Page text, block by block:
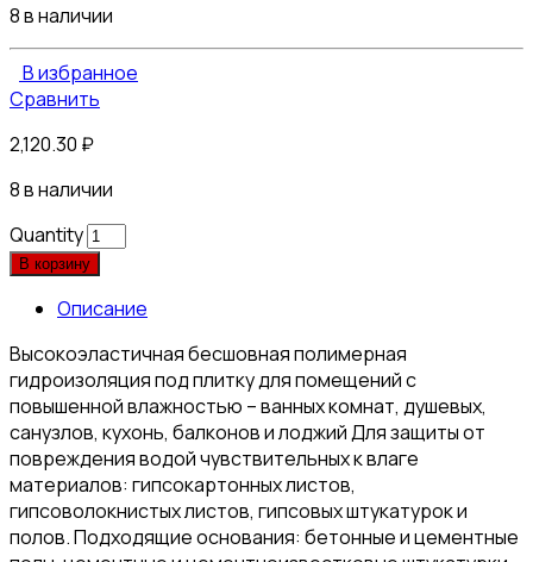
8 в наличии
В избранное
Сравнить
2,120.30 ₽
8 в наличии
Quantity
В корзину
Описание
Высокоэластичная бесшовная полимерная
гидроизоляция под плитку для помещений с
повышенной влажностью – ванных комнат, душевых,
санузлов, кухонь, балконов и лоджий Для защиты от
повреждения водой чувствительных к влаге
материалов: гипсокартонных листов,
гипсоволокнистых листов, гипсовых штукатурок и
полов. Подходящие основания: бетонные и цементные